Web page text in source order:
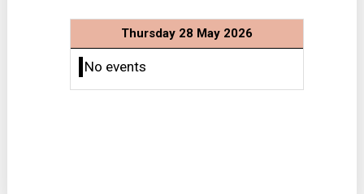
Thursday 28 May 2026
No events